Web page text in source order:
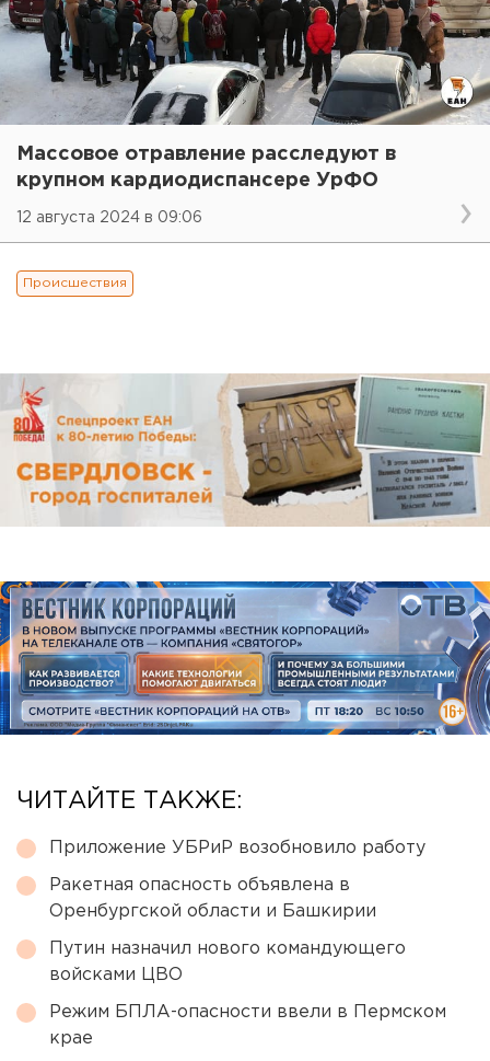
Массовое отравление расследуют в
крупном кардиодиспансере УрФО
12 августа 2024 в 09:06
Происшествия
ЧИТАЙТЕ ТАКЖЕ:
Приложение УБРиР возобновило работу
Ракетная опасность объявлена в
Оренбургской области и Башкирии
Путин назначил нового командующего
войсками ЦВО
Режим БПЛА-опасности ввели в Пермском
крае